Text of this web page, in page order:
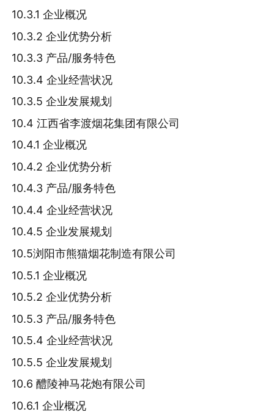
10.3.1 企业概况
10.3.2 企业优势分析
10.3.3 产品/服务特色
10.3.4 企业经营状况
10.3.5 企业发展规划
10.4 江西省李渡烟花集团有限公司
10.4.1 企业概况
10.4.2 企业优势分析
10.4.3 产品/服务特色
10.4.4 企业经营状况
10.4.5 企业发展规划
10.5浏阳市熊猫烟花制造有限公司
10.5.1 企业概况
10.5.2 企业优势分析
10.5.3 产品/服务特色
10.5.4 企业经营状况
10.5.5 企业发展规划
10.6 醴陵神马花炮有限公司
10.6.1 企业概况